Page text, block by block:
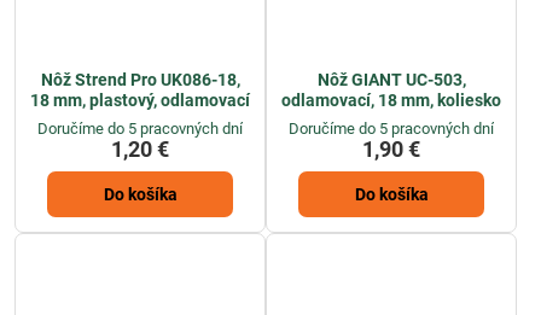
Nôž Strend Pro UK086-18,
18 mm, plastový, odlamovací
Doručíme do 5 pracovných dní
1,20 €
Do košíka
Nôž GIANT UC-503,
odlamovací, 18 mm, koliesko
Doručíme do 5 pracovných dní
1,90 €
Do košíka